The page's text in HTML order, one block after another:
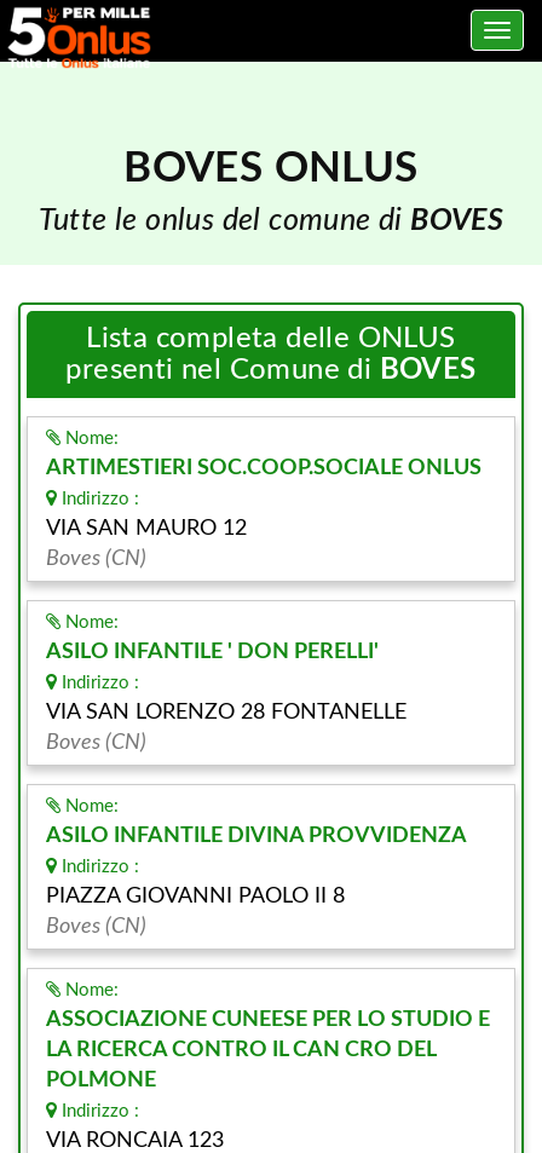
Toggle
BOVES ONLUS
Tutte le onlus del comune di BOVES
Lista completa delle ONLUS
presenti nel Comune di BOVES
Nome:
ARTIMESTIERI SOC.COOP.SOCIALE ONLUS
Indirizzo :
VIA SAN MAURO 12
Boves (CN)
Nome:
ASILO INFANTILE ' DON PERELLI'
Indirizzo :
VIA SAN LORENZO 28 FONTANELLE
Boves (CN)
Nome:
ASILO INFANTILE DIVINA PROVVIDENZA
Indirizzo :
PIAZZA GIOVANNI PAOLO II 8
Boves (CN)
Nome:
ASSOCIAZIONE CUNEESE PER LO STUDIO E
LA RICERCA CONTRO IL CAN CRO DEL
POLMONE
Indirizzo :
VIA RONCAIA 123